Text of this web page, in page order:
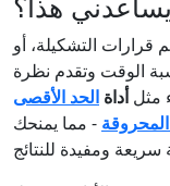
قرارات التشكيلة، أو
الوقت وتقدم نظرة
مثلأداة الحد الأقصى
- مما يمنحك